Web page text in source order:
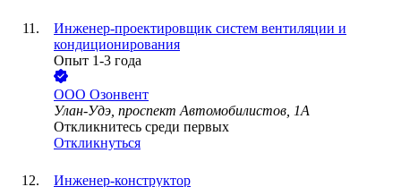
Инженер-проектировщик систем вентиляции и
кондиционирования
Опыт 1-3 года
ООО Озонвент
Улан-Удэ, проспект Автомобилистов, 1А
Откликнитесь среди первых
Откликнуться
Инженер-конструктор